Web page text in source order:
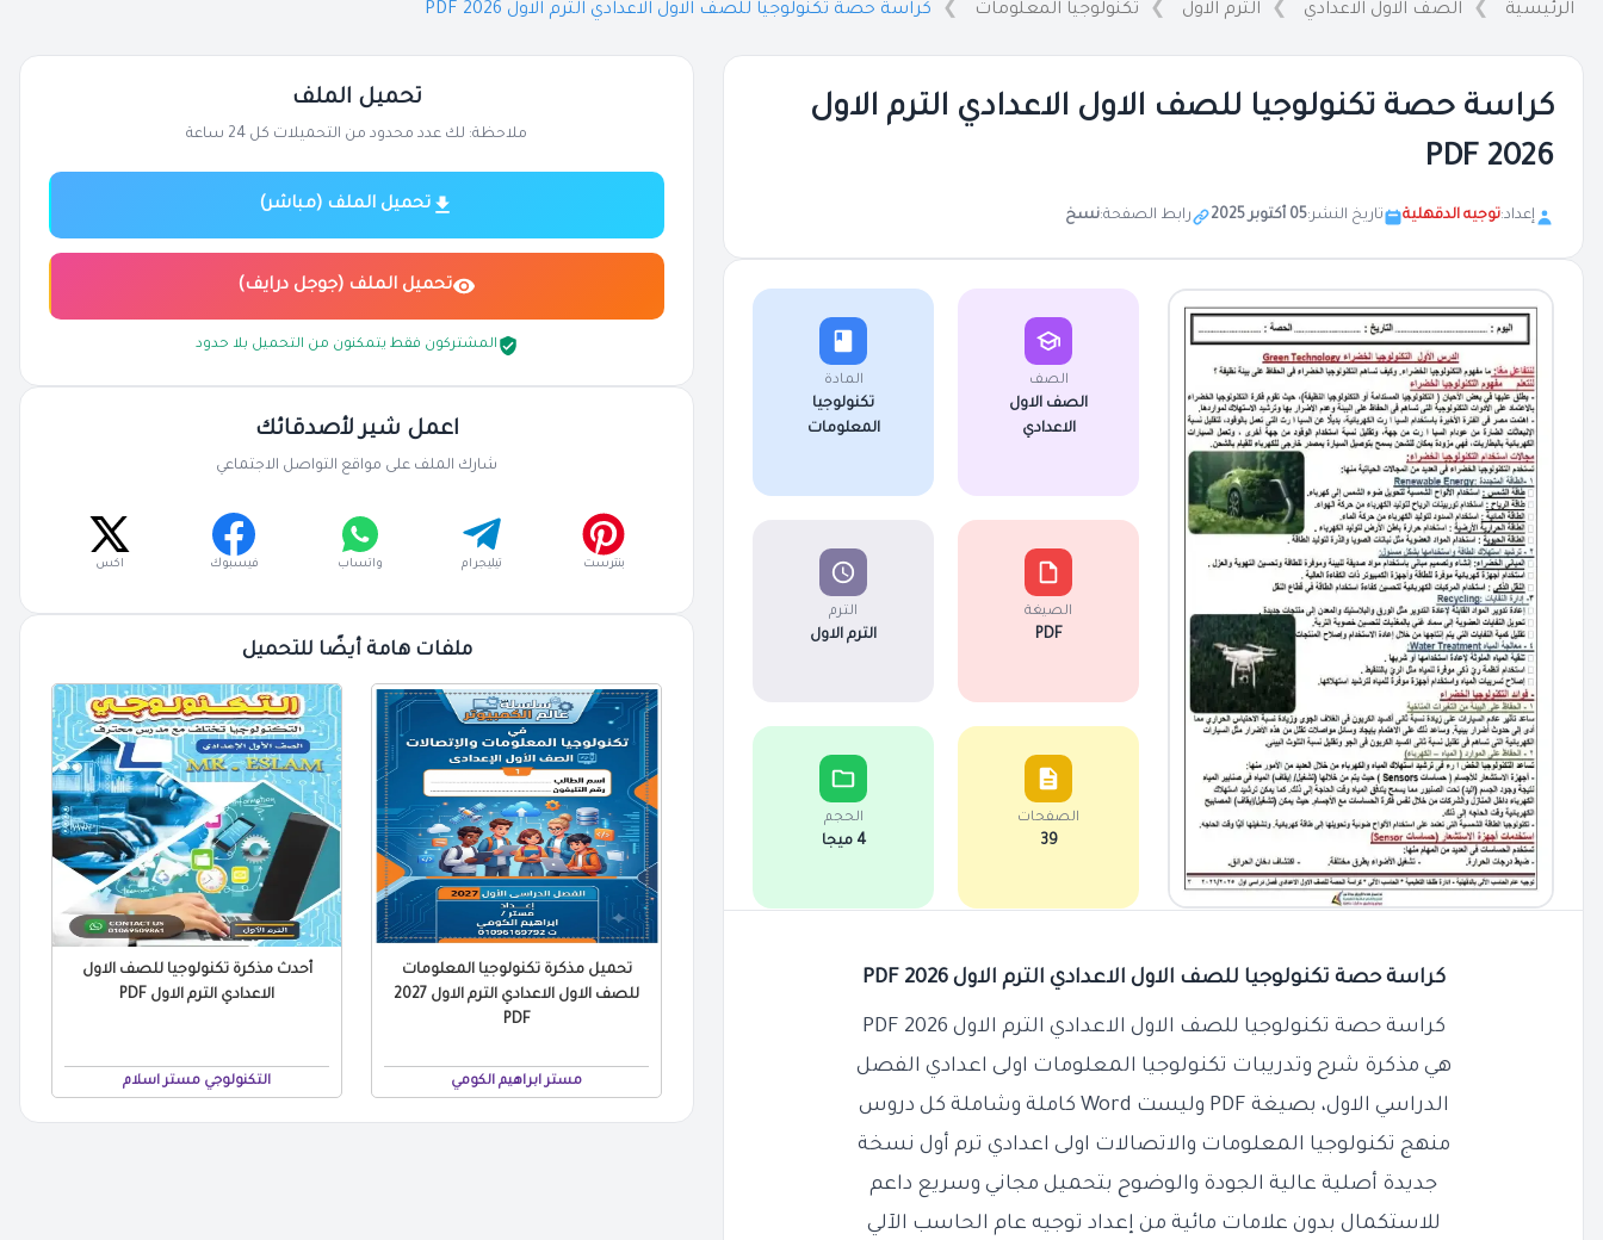
الرئيسية الصف الاول الاعدادي الترم الاول تكنولوجيا المعلومات كراسة حصة تكنولوجيا للصف الاول الاعدادي الترم الاول 2026 PDF
كراسة حصة تكنولوجيا للصف الاول الاعدادي الترم الاول
2026 PDF
إعداد:توجيه الدقهلية تاريخ النشر:05 أكتوبر 2025 رابط الصفحة:نسخ
الصف
الصف الاول
الاعدادي
المادة
تكنولوجيا
المعلومات
الصيغة
PDF
الترم
الترم الاول
الصفحات
39
الحجم
4 ميجا
كراسة حصة تكنولوجيا للصف الاول الاعدادي الترم الاول 2026 PDF
كراسة حصة تكنولوجيا للصف الاول الاعدادي الترم الاول 2026 PDF
هي مذكرة شرح وتدريبات تكنولوجيا المعلومات اولى اعدادي الفصل
الدراسي الاول، بصيغة PDF وليست Word كاملة وشاملة كل دروس
منهج تكنولوجيا المعلومات والاتصالات اولى اعدادي ترم أول نسخة
جديدة أصلية عالية الجودة والوضوح بتحميل مجاني وسريع داعم
للاستكمال بدون علامات مائية من إعداد توجيه عام الحاسب الآلي
تحميل الملف
ملاحظة: لك عدد محدود من التحميلات كل 24 ساعة
تحميل الملف (مباشر)
تحميل الملف (جوجل درايف)
المشتركون فقط يتمكنون من التحميل بلا حدود
اعمل شير لأصدقائك
شارك الملف على مواقع التواصل الاجتماعي
بنترست تيليجرام واتساب فيسبوك اكس
ملفات هامة أيضًا للتحميل
تحميل مذكرة تكنولوجيا المعلومات
للصف الاول الاعدادي الترم الاول 2027
PDF
مستر ابراهيم الكومي
أحدث مذكرة تكنولوجيا للصف الاول
الاعدادي الترم الاول PDF
التكنولوجي مستر اسلام